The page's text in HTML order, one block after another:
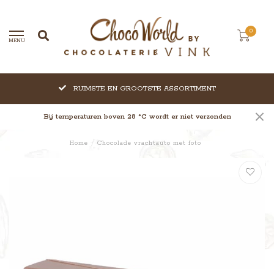
MENU
0
RUIMSTE EN GROOTSTE ASSORTIMENT
Bij temperaturen boven 28 °C wordt er niet verzonden
Home / Chocolade vrachtauto met foto